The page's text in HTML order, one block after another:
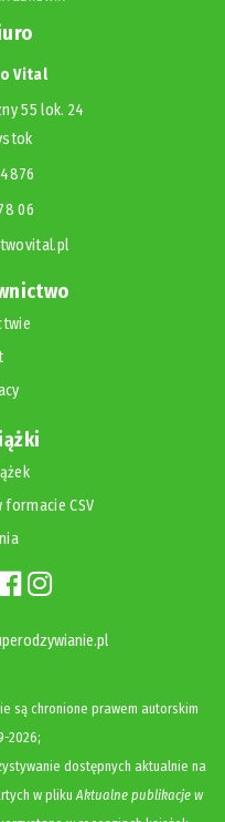
Vital
55 lok. 24
06
CSV
są chronione prawem autorskim
2026;
dostępnych aktualnie na
w plikuAktualne publikacje w